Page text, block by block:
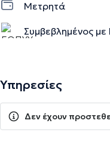
Μετρητά
Συμβεβλημένος
Υπηρεσίες
Δεν έχουν